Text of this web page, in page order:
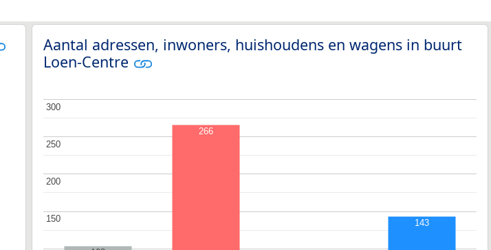
Aantal adressen, inwoners, huishoudens en wagens in buurt
Loen-Centre
150
150
200
200
250
250
300
300
266
143